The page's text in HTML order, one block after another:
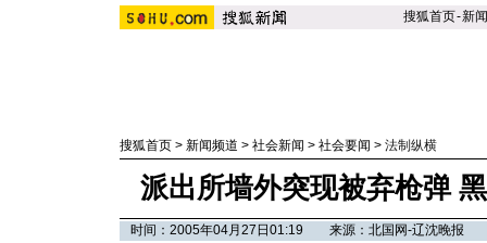
搜狐首页-新闻
搜狐首页 > 新闻频道 > 社会新闻 > 社会要闻 > 法制纵横
派出所墙外突现被弃枪弹
时间：2005年04月27日01:19 来源：北国网-辽沈晚报